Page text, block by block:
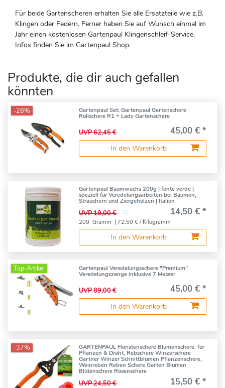
Für beide Gartenscheren erhalten Sie alle Ersatzteile wie z.B.
Klingen oder Federn. Ferner haben Sie auf Wunsch einmal im
Jahr einen kostenlosen Gartenpaul Klingenschleif-Service.
Infos finden Sie im Gartenpaul Shop.
Produkte, die dir auch gefallen
könnten
-28%
Gartenpaul Set: Gartenpaul Gartenschere
Rollschere R1 + Lady Gartenschere
UVP 62,45 € 45,00 € *
In den Warenkorb
Gartenpaul Baumwachs 200g | fonte verde |
speziell für Veredelungsarbeiten bei Bäumen,
Sträuchern und Ziergehölzen | Italien
UVP 19,00 € 14,50 € *
200 Gramm | 72,50 € / Kilogramm
In den Warenkorb
Top-Artikel
Gartenpaul Veredelungsschere "Premium"
Veredelungszange inklusive 7 Messer
UVP 89,00 € 45,00 € *
In den Warenkorb
-37%
GARTENPAUL Floristenschere Blumenschere, für
Pflanzen & Draht, Rebschere Winzerschere
Gärtner Winzer Schnittblumen Pflanzenschere,
Weinreben Reben Schere Garten Blumen
Blütenschere Rosenschere
UVP 24,50 € 15,50 € *